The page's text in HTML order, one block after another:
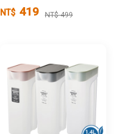
NT$ 419 NT$ 499